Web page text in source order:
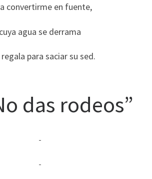
convertirme en fuente,
cuya agua se derrama
para saciar su sed.
das rodeos”